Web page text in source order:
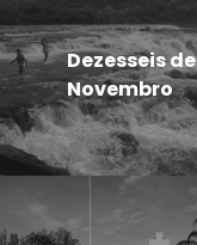
Dezesseis de
Novembro